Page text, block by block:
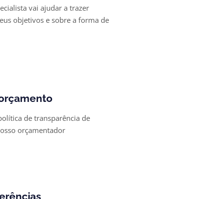
vai ajudar a trazer
objetivos e sobre a forma de
de transparência de
orçamentador